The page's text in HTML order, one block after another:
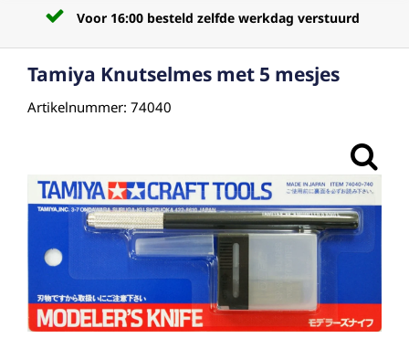
Voor 16:00 besteld zelfde werkdag verstuurd
Tamiya Knutselmes met 5 mesjes
Artikelnummer: 74040